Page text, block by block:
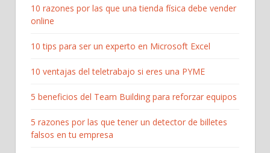
10 razones por las que una tienda física debe vender
online
10 tips para ser un experto en Microsoft Excel
10 ventajas del teletrabajo si eres una PYME
5 beneficios del Team Building para reforzar equipos
5 razones por las que tener un detector de billetes
falsos en tu empresa